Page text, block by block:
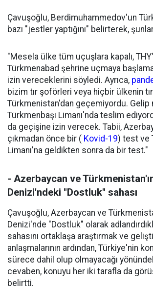
Çavuşoğlu, Berdimuhammedov'un
bazı "jestler yaptığını" belirterek,
"Mesela ülke tüm uçuşlara kapalı,
Türkmenabad şehrine uçmaya
izin vereceklerini söyledi. Ayrıca,
bizim tır şoförleri veya hiçbir ülkenin
Türkmenistan'dan geçemiyordu. Gelip
Türkmenbaşı Limanı'nda teslim
da geçişine izin verecek. Tabii,
çıkmadan önce bir ( Kovid-19) test ve
Limanı'na geldikten sonra da bir test."
- Azerbaycan ve
Denizi'ndeki "Dostluk" sahası
Çavuşoğlu, Azerbaycan ve
Denizi'nde "Dostluk" olarak
sahasını ortaklaşa araştırmak ve
anlaşmalarının ardından, Türkiye'nin
sürece dahil olup olmayacağı
cevaben, konuyu her iki tarafla da
belirtti.